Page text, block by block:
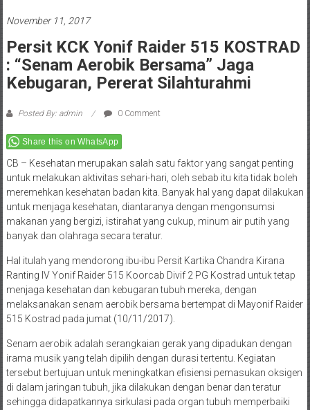
November 11, 2017
Persit KCK Yonif Raider 515 KOSTRAD
: “Senam Aerobik Bersama” Jaga
Kebugaran, Pererat Silahturahmi
Posted By: admin 0 Comment
Share this on WhatsApp
CB – Kesehatan merupakan salah satu faktor yang sangat penting
untuk melakukan aktivitas sehari-hari, oleh sebab itu kita tidak boleh
meremehkan kesehatan badan kita. Banyak hal yang dapat dilakukan
untuk menjaga kesehatan, diantaranya dengan mengonsumsi
makanan yang bergizi, istirahat yang cukup, minum air putih yang
banyak dan olahraga secara teratur.
Hal itulah yang mendorong ibu-ibu Persit Kartika Chandra Kirana
Ranting IV Yonif Raider 515 Koorcab Divif 2 PG Kostrad untuk tetap
menjaga kesehatan dan kebugaran tubuh mereka, dengan
melaksanakan senam aerobik bersama bertempat di Mayonif Raider
515 Kostrad pada jumat (10/11/2017).
Senam aerobik adalah serangkaian gerak yang dipadukan dengan
irama musik yang telah dipilih dengan durasi tertentu. Kegiatan
tersebut bertujuan untuk meningkatkan efisiensi pemasukan oksigen
di dalam jaringan tubuh, jika dilakukan dengan benar dan teratur
sehingga didapatkannya sirkulasi pada organ tubuh memperbaiki